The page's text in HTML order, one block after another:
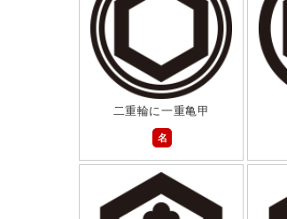
二重輪に一重亀甲
名